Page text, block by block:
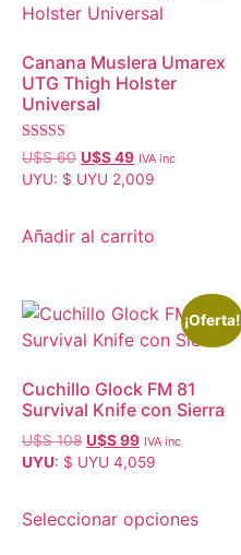
Canana Muslera Umarex
UTG Thigh Holster
Universal
Valorado con
5.00
de 5
U$S60 U$S49 IVA inc
UYU: $ UYU 2,009
Añadir al carrito
¡Oferta!
Cuchillo Glock FM 81
Survival Knife con Sierra
U$S108 U$S99 IVA inc
UYU: $ UYU 4,059
Seleccionar opciones